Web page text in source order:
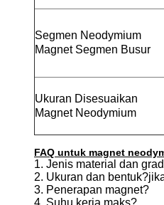
Segmen Neodymium
Magnet Segmen Busur
Ukuran Disesuaikan
Magnet Neodymium
FAQ untuk magnet
1. Jenis material dan
2. Ukuran dan
3. Penerapan magnet?
4. Suhu kerja maks?